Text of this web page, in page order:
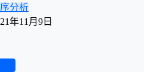
序分析
21年11月9日